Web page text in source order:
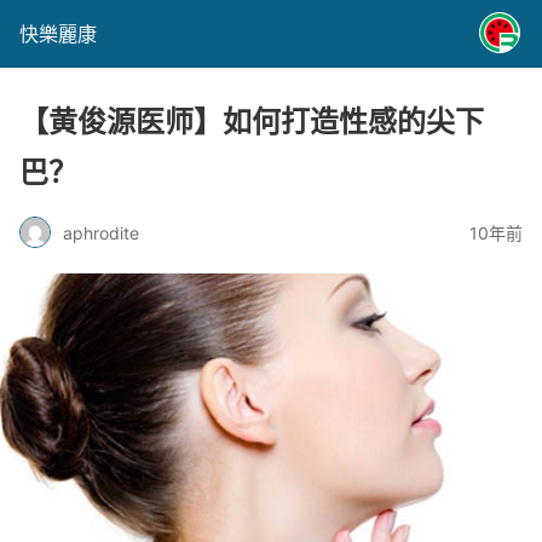
快樂麗康
【黄俊源医师】如何打造性感的尖下
巴？
aphrodite 10年前